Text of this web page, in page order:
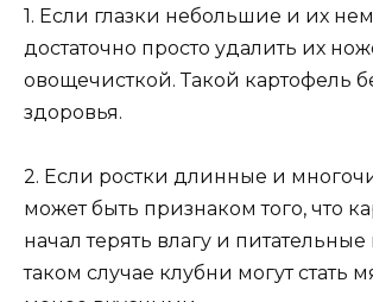
1. Если глазки небольшие и их
достаточно просто удалить их
овощечисткой. Такой картофель
здоровья.
2. Если ростки длинные и
может быть признаком того, что
начал терять влагу и
таком случае клубни могут стать